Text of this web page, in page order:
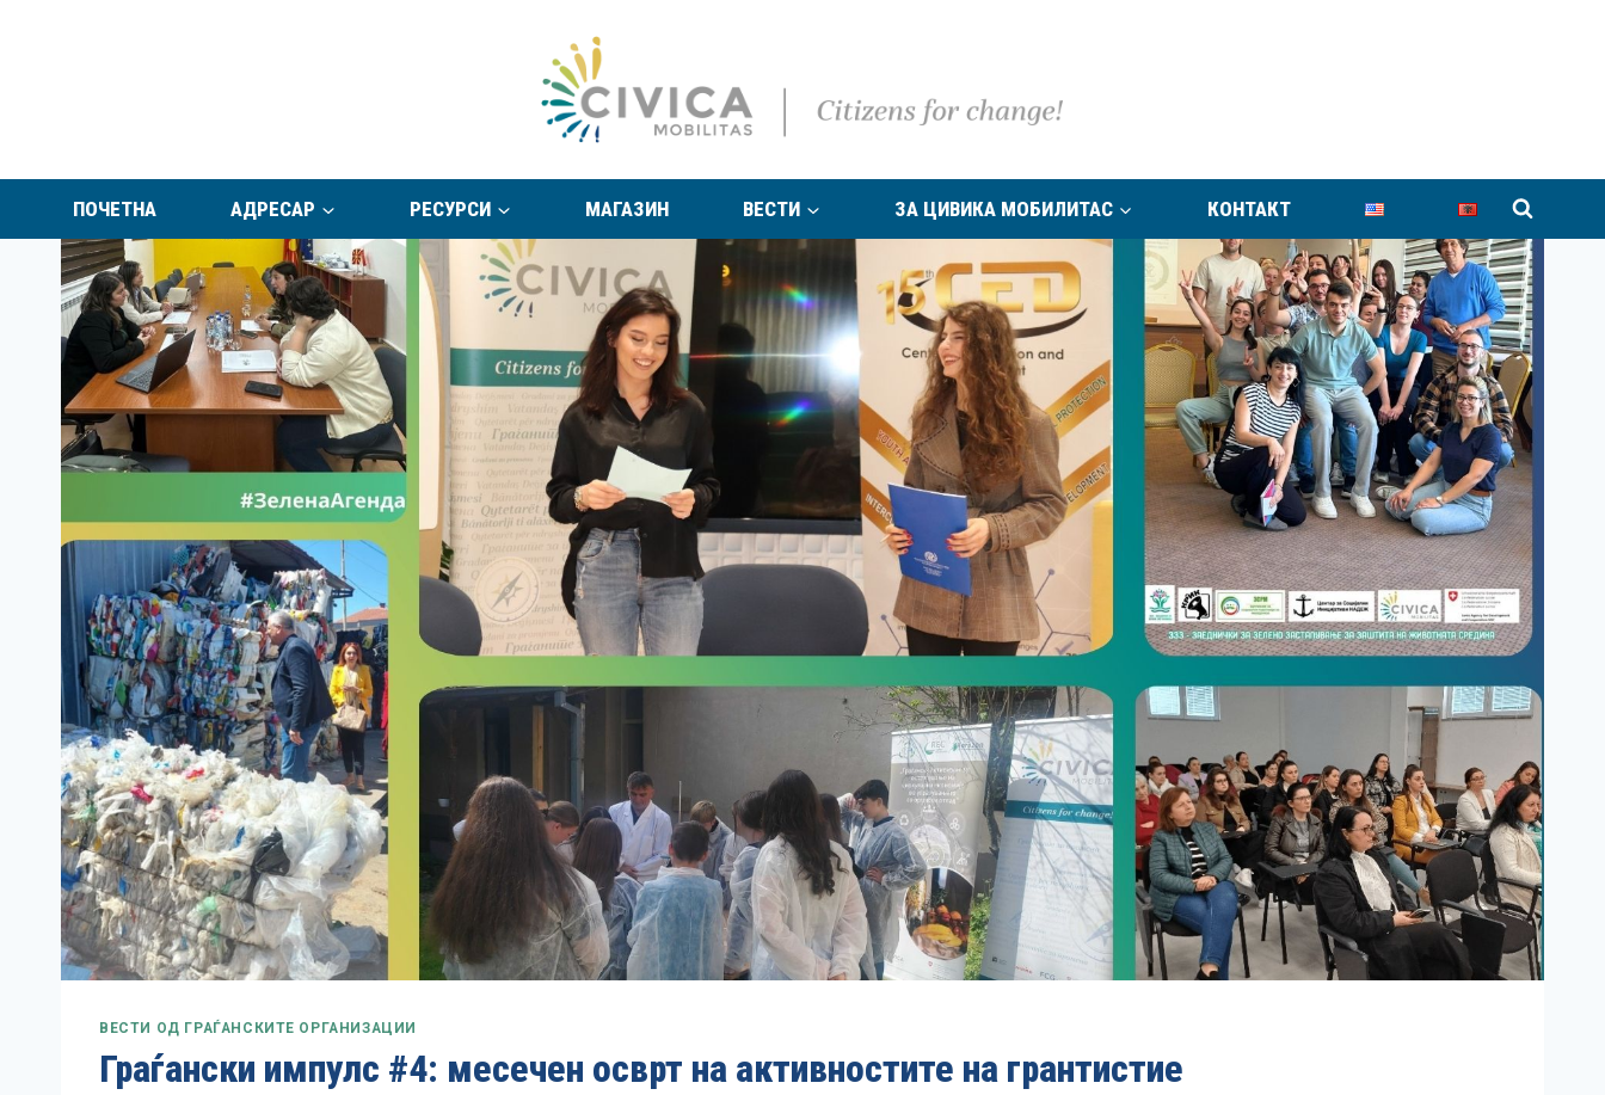
ПОЧЕТНА АДРЕСАР РЕСУРСИ МАГАЗИН ВЕСТИ ЗА ЦИВИКА МОБИЛИТАС КОНТАКТ
ВЕСТИ ОД ГРАЃАНСКИТЕ ОРГАНИЗАЦИИ
Граѓански импулс #4: месечен осврт на активностите на грантистие